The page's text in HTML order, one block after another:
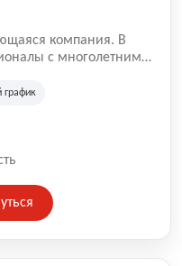
компания. В
с многолетним
опыт позволяют
график